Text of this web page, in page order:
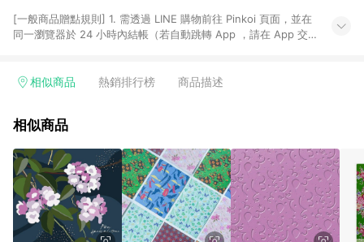
[一般商品贈點規則] 1. 需透過 LINE 購物前往 Pinkoi 頁面，並在
同一瀏覽器於 24 小時內結帳（若自動跳轉 App ，請在 App 交
回饋訂單不得享有 Pinkoi 站方優惠，例如首購優惠，P coins，
行為，不具贈點資格，部分退款不在此限。 6. APP 請更新至
貨後 45 天後發送。 8. 群眾募資商品，禮物卡，開館保證金，補
運費，攤位費等不具贈點資格。 9. LINE 購物站上之商品規格、
顏色、價位、贈品如與 Pinkoi 商品資訊頁及購物車不符，以
Pinkoi 購物商品資訊頁及購物車標示為準。 10. 點數紅包使用規
則請以點數紅包活動說明為準。 11. 若於 LINE 購物前往 Pinkoi
頁面後才首次下載 Pinkoi APP 並完成訂單，不符合導購資格；承
相似商品 熱銷排行榜 商品描述
相似商品